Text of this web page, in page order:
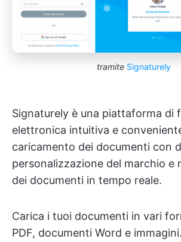
tramite Signaturely
Signaturely è una piattaforma di
elettronica intuitiva e
caricamento dei documenti con
personalizzazione del marchio e
dei documenti in tempo reale.
Carica i tuoi documenti in vari
PDF, documenti Word e